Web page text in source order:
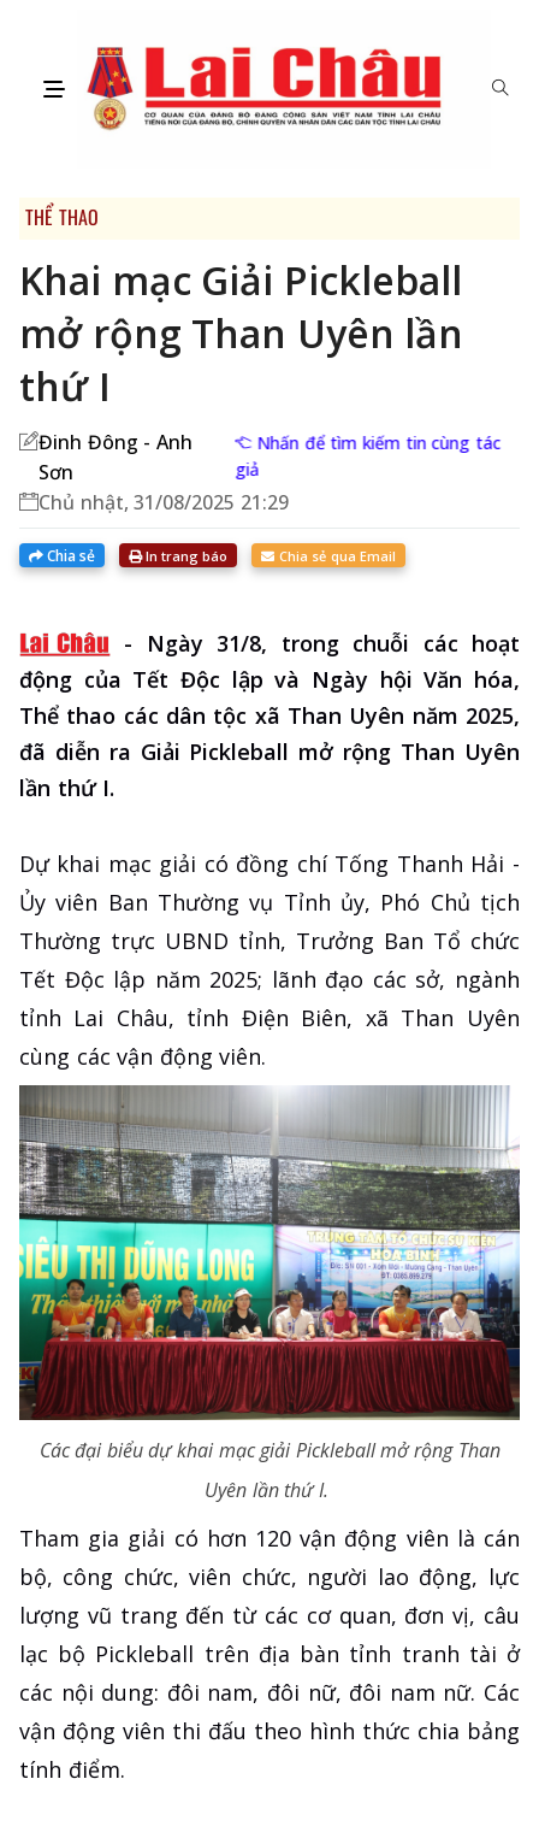
THỂ THAO
Khai mạc Giải Pickleball
mở rộng Than Uyên lần
thứ I
Đinh Đông - Anh
Sơn
Nhấn để tìm kiếm tin cùng tác
giả
Chủ nhật, 31/08/2025 21:29
Chia sẻ In trang báo Chia sẻ qua Email
-
Ngày 31/8, trong chuỗi các hoạt
động của Tết Độc lập và Ngày hội Văn hóa,
Thể thao các dân tộc xã Than Uyên năm 2025,
đã diễn ra Giải Pickleball mở rộng Than Uyên
lần thứ I.
Dự khai mạc giải có đồng chí Tống Thanh Hải -
Ủy viên Ban Thường vụ Tỉnh ủy, Phó Chủ tịch
Thường trực UBND tỉnh, Trưởng Ban Tổ chức
Tết Độc lập năm 2025; lãnh đạo các sở, ngành
tỉnh Lai Châu, tỉnh Điện Biên, xã Than Uyên
cùng các vận động viên.
Các đại biểu dự khai mạc giải Pickleball mở rộng Than
Uyên lần thứ I.
Tham gia giải có hơn 120 vận động viên là cán
bộ, công chức, viên chức, người lao động, lực
lượng vũ trang đến từ các cơ quan, đơn vị, câu
lạc bộ Pickleball trên địa bàn tỉnh tranh tài ở
các nội dung: đôi nam, đôi nữ, đôi nam nữ. Các
vận động viên thi đấu theo hình thức chia bảng
tính điểm.